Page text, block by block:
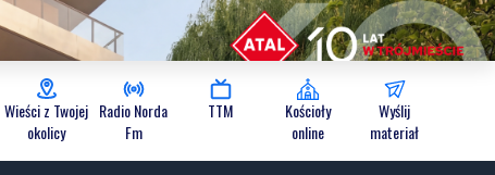
Wieści z Twojej
okolicy
Radio Norda
Fm
TTM
Kościoły
online
Wyślij
materiał